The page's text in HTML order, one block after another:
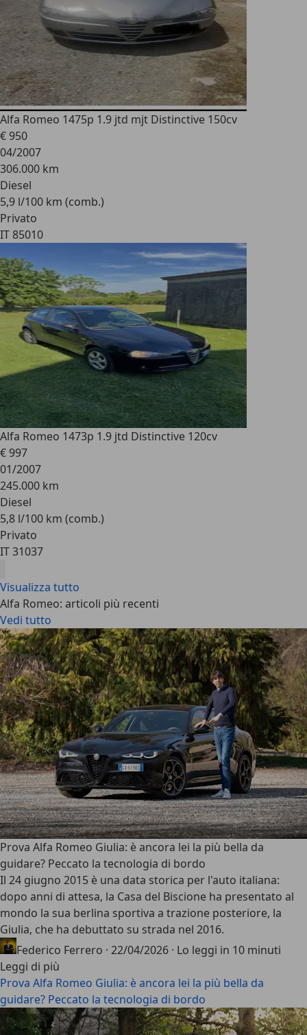
Alfa Romeo 1475p 1.9 jtd mjt Distinctive 150cv
€ 950
04/2007
306.000 km
Diesel
5,9 l/100 km (comb.)
Privato
IT 85010
Alfa Romeo 1473p 1.9 jtd Distinctive 120cv
€ 997
01/2007
245.000 km
Diesel
5,8 l/100 km (comb.)
Privato
IT 31037
Visualizza tutto
Alfa Romeo: articoli più recenti
Vedi tutto
Prova Alfa Romeo Giulia: è ancora lei la più bella da
guidare? Peccato la tecnologia di bordo
Il 24 giugno 2015 è una data storica per l'auto italiana:
dopo anni di attesa, la Casa del Biscione ha presentato al
mondo la sua berlina sportiva a trazione posteriore, la
Giulia, che ha debuttato su strada nel 2016.
Federico Ferrero · 22/04/2026 · Lo leggi in 10 minuti
Leggi di più
Prova Alfa Romeo Giulia: è ancora lei la più bella da
guidare? Peccato la tecnologia di bordo